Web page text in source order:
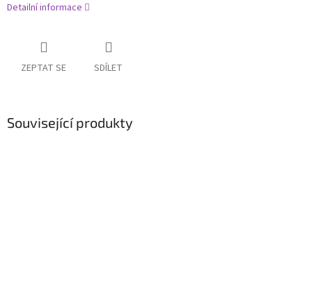
Detailní informace
ZEPTAT SE SDÍLET
Související produkty